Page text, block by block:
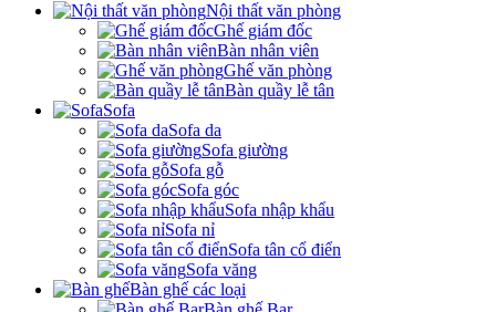
Nội thất văn phòng
Ghế giám đốc
Bàn nhân viên
Ghế văn phòng
Bàn quầy lễ tân
Sofa
Sofa da
Sofa giường
Sofa gỗ
Sofa góc
Sofa nhập khẩu
Sofa nỉ
Sofa tân cổ điển
Sofa văng
Bàn ghế các loại